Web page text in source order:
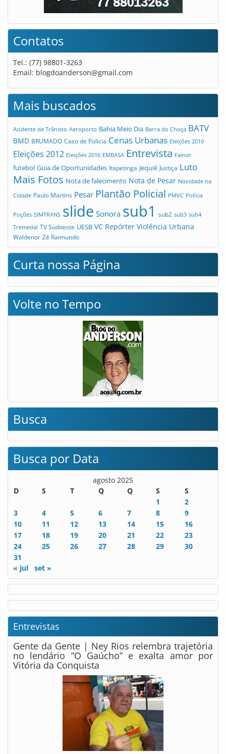
Contatos
Tel.: (77) 98801-3263
Email: blogdoanderson@gmail.com
Mais buscados
Acidente de Trânsito Aeroporto Bahia Meio Dia Barra do Choça BATV
BMD BRUMADO Caso de Polícia Cenas Urbanas Eleições 2010
Eleições 2012 Eleições 2016 EMBASA Entrevista Fainor
futebol Guia de Oportunidades Itapetinga Jequié Justiça Luto
Mais Fotos Nota de falecimento Nota de Pesar Novidade na
Cidade Paulo Martins Pesar Plantão Policial PMVC Polícia
Poções SIMTRANS slide Sonora sub1 sub2 sub3 sub4
Tremedal TV Sudoeste UESB VC Repórter Violência Urbana
Waldenor Zé Raimundo
Curta nossa Página
Volte no Tempo
Busca
Busca por Data
agosto 2025
D
S T Q Q S
S
1
2
3
4 5 6 7 8
9
10
11 12 13 14 15
16
17
18 19 20 21 22
23
24
25 26 27 28 29
30
31
« jul
set »
Entrevistas
Gente da Gente | Ney Rios relembra trajetória
no lendário “O Gaúcho” e exalta amor por
Vitória da Conquista